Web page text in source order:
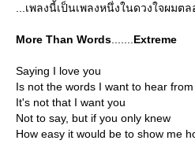
...เพลงนี้เป็นเพลงหนึ่งในดวงใจผมต
More Than Words Extreme
Saying I love you
Is not the words I want to hear from
It's not that I want you
Not to say, but if you only knew
How easy it would be to show me